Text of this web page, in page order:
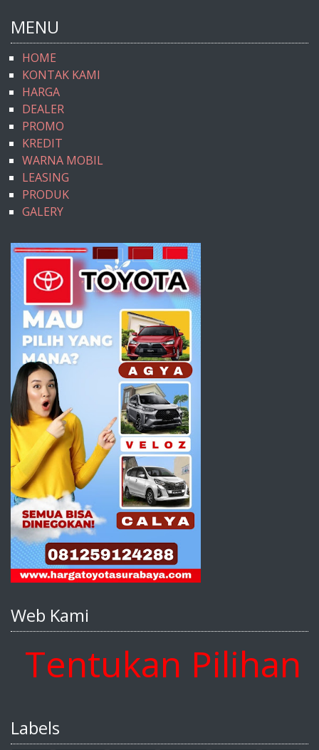
MENU
HOME
KONTAK KAMI
HARGA
DEALER
PROMO
KREDIT
WARNA MOBIL
LEASING
PRODUK
GALERY
Web Kami
Pilihan
Labels